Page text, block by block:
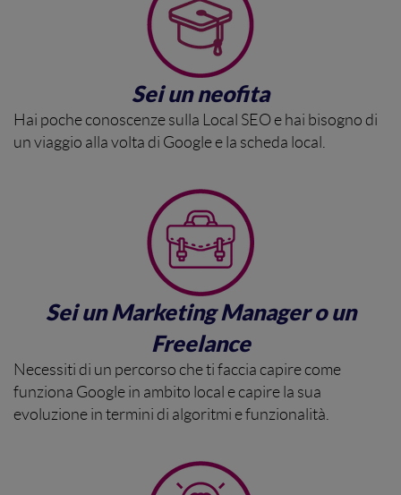
Sei un neofita
Hai poche conoscenze sulla Local SEO e hai bisogno di
un viaggio alla volta di Google e la scheda local.
Sei un Marketing Manager o un
Freelance
Necessiti di un percorso che ti faccia capire come
funziona Google in ambito local e capire la sua
evoluzione in termini di algoritmi e funzionalità.